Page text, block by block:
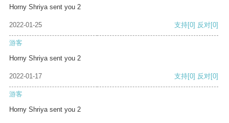
Horny Shriya sent you 2
2022-01-25 支持[0] 反对[0]
游客
Horny Shriya sent you 2
2022-01-17 支持[0] 反对[0]
游客
Horny Shriya sent you 2